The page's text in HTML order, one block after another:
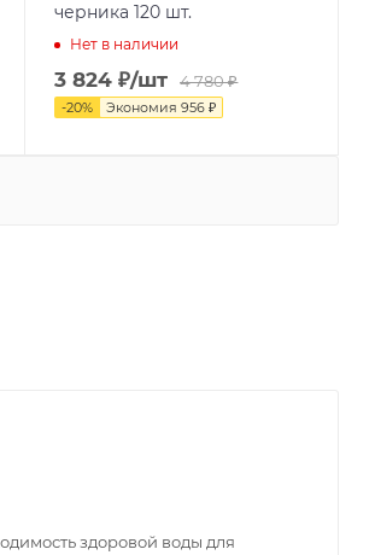
черника 120 шт.
Нет в наличии
3 824 ₽/шт 4 780₽
-20% Экономия956 ₽
здоровой воды для